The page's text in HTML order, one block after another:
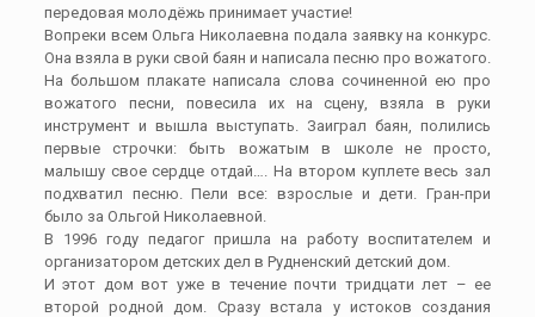
передовая молодёжь принимает участие!
Вопреки всем Ольга Николаевна подала заявку на конкурс.
Она взяла в руки свой баян и написала песню про вожатого.
На большом плакате написала слова сочиненной ею про
вожатого песни, повесила их на сцену, взяла в руки
инструмент и вышла выступать. Заиграл баян, полились
первые строчки: быть вожатым в школе не просто,
малышу свое сердце отдай…. На втором куплете весь зал
подхватил песню. Пели все: взрослые и дети. Гран-при
было за Ольгой Николаевной.
В 1996 году педагог пришла на работу воспитателем и
организатором детских дел в Рудненский детский дом.
И этот дом вот уже в течение почти тридцати лет – ее
второй родной дом. Сразу встала у истоков создания